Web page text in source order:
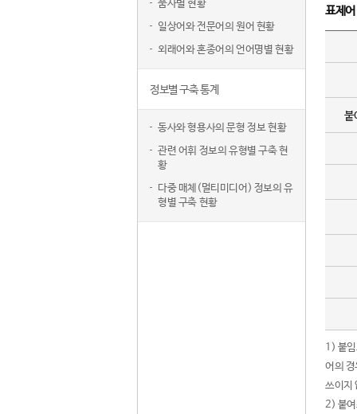
품사별 현황
일상어와 전문어의 원어 현황
외래어와 혼종어의 언어명별 현황
정보별 구축 통계
동사와 형용사의 문형 정보 현황
관련 어휘 정보의 유형별 구축 현
황
다중 매체(멀티미디어) 정보의 유
형별 구축 현황
표제
붙
1) 붙
어의
쓰이지
2) 붙여